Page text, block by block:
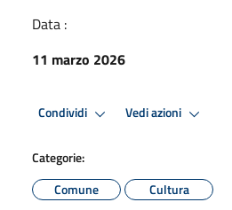
Data :
11 marzo 2026
Condividi Vedi azioni
Categorie:
Comune
Cultura